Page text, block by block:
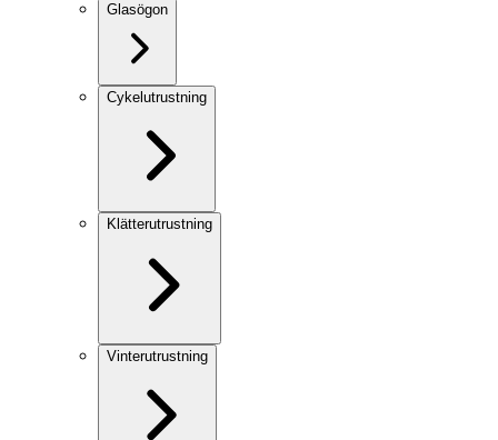
Glasögon
Cykelutrustning
Klätterutrustning
Vinterutrustning